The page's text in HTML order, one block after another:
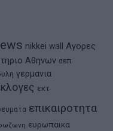
nikkei wall
Αγορες
Αθηνων αεπ
γερμανια
εκτ
επικαιροτητα
ευρωπαικα